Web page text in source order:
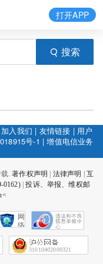
搜索
打开APP
加入我们 | 友情链接 | 用户
号-1 |增值电信业务
载.著作权声明 法律声明
互
0162)|投诉、举报、维权邮
网
络
会
征
31010402000321